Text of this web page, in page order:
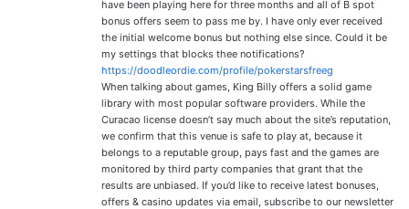
have been playing here for three months and all of B spot
bonus offers seem to pass me by. I have only ever received
the initial welcome bonus but nothing else since. Could it be
my settings that blocks thee notifications?
https://doodleordie.com/profile/pokerstarsfreeg
When talking about games, King Billy offers a solid game
library with most popular software providers. While the
Curacao license doesn’t say much about the site’s reputation,
we confirm that this venue is safe to play at, because it
belongs to a reputable group, pays fast and the games are
monitored by third party companies that grant that the
results are unbiased. If you’d like to receive latest bonuses,
offers & casino updates via email, subscribe to our newsletter